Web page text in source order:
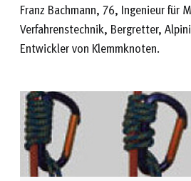
Franz Bachmann, 76, Ingenieur für
Verfahrenstechnik, Bergretter,
Entwickler von Klemmknoten.